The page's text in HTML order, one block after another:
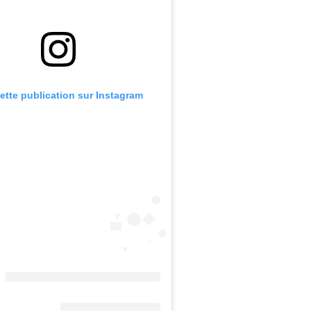
publication sur Instagram